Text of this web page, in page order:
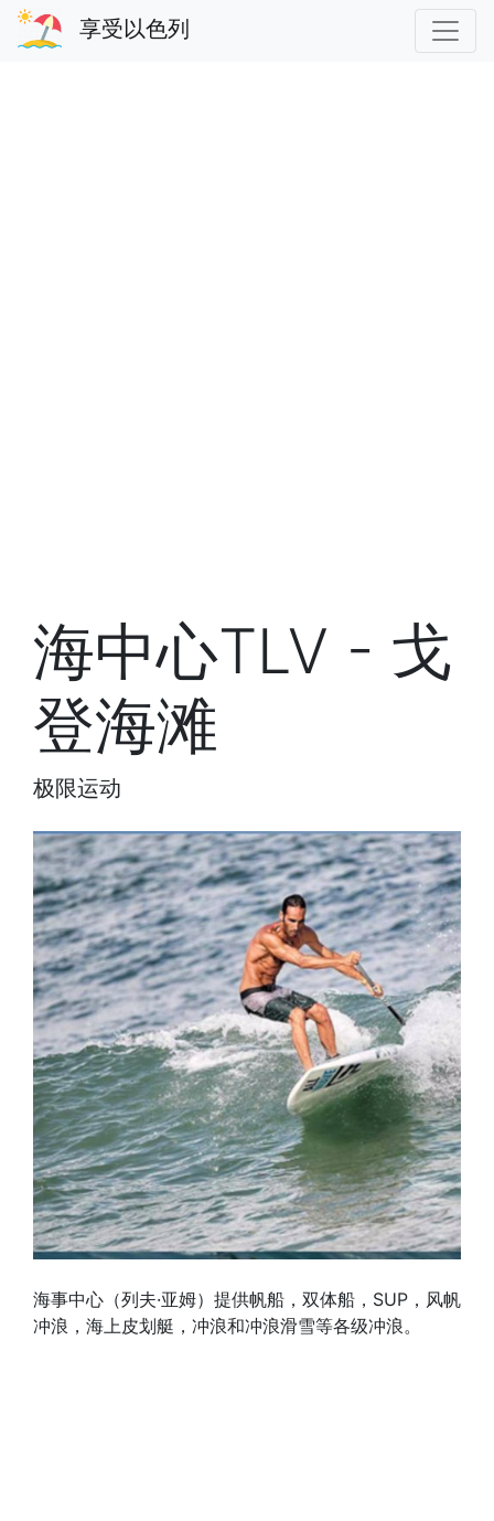
享受以色列
海中心TLV - 戈
登海滩
极限运动
海事中心（列夫·亚姆）提供帆船，双体船，SUP，风帆
冲浪，海上皮划艇，冲浪和冲浪滑雪等各级冲浪。